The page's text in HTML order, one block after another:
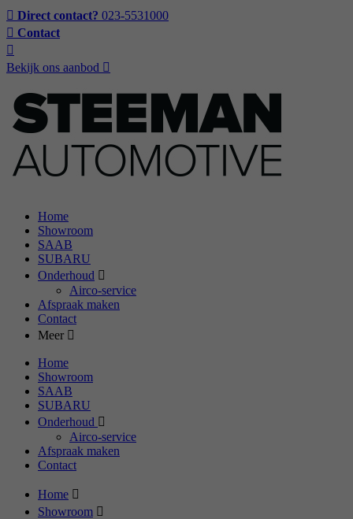
Direct contact? 023-5531000
Contact
Bekijk ons aanbod
Home
Showroom
SAAB
SUBARU
Onderhoud
Airco-service
Afspraak maken
Contact
Meer
Home
Showroom
SAAB
SUBARU
Onderhoud
Airco-service
Afspraak maken
Contact
Home
Showroom